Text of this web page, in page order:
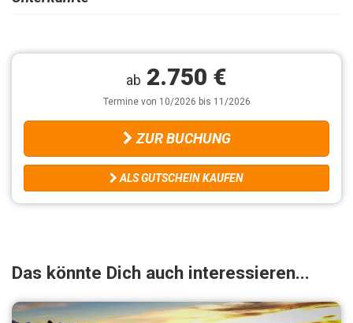
ab 2.750 €
Termine von 10/2026 bis 11/2026
ZUR BUCHUNG
ALS GUTSCHEIN KAUFEN
Das könnte Dich auch interessieren...